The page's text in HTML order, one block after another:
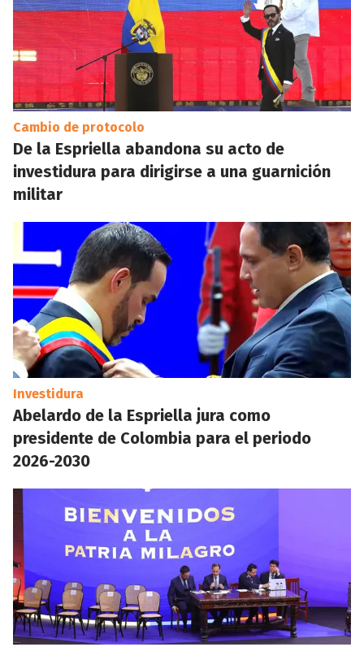
Cambio de protocolo
De la Espriella abandona su acto de
investidura para dirigirse a una guarnición
militar
Investidura
Abelardo de la Espriella jura como
presidente de Colombia para el periodo
2026-2030